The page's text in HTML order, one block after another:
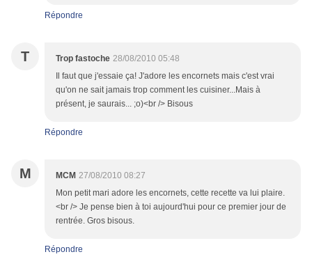
Répondre
T Trop fastoche 28/08/2010 05:48
Il faut que j'essaie ça! J'adore les encornets mais c'est vrai
qu'on ne sait jamais trop comment les cuisiner...Mais à
présent, je saurais... ;o)<br /> Bisous
Répondre
M MCM 27/08/2010 08:27
Mon petit mari adore les encornets, cette recette va lui plaire.
<br /> Je pense bien à toi aujourd'hui pour ce premier jour de
rentrée. Gros bisous.
Répondre